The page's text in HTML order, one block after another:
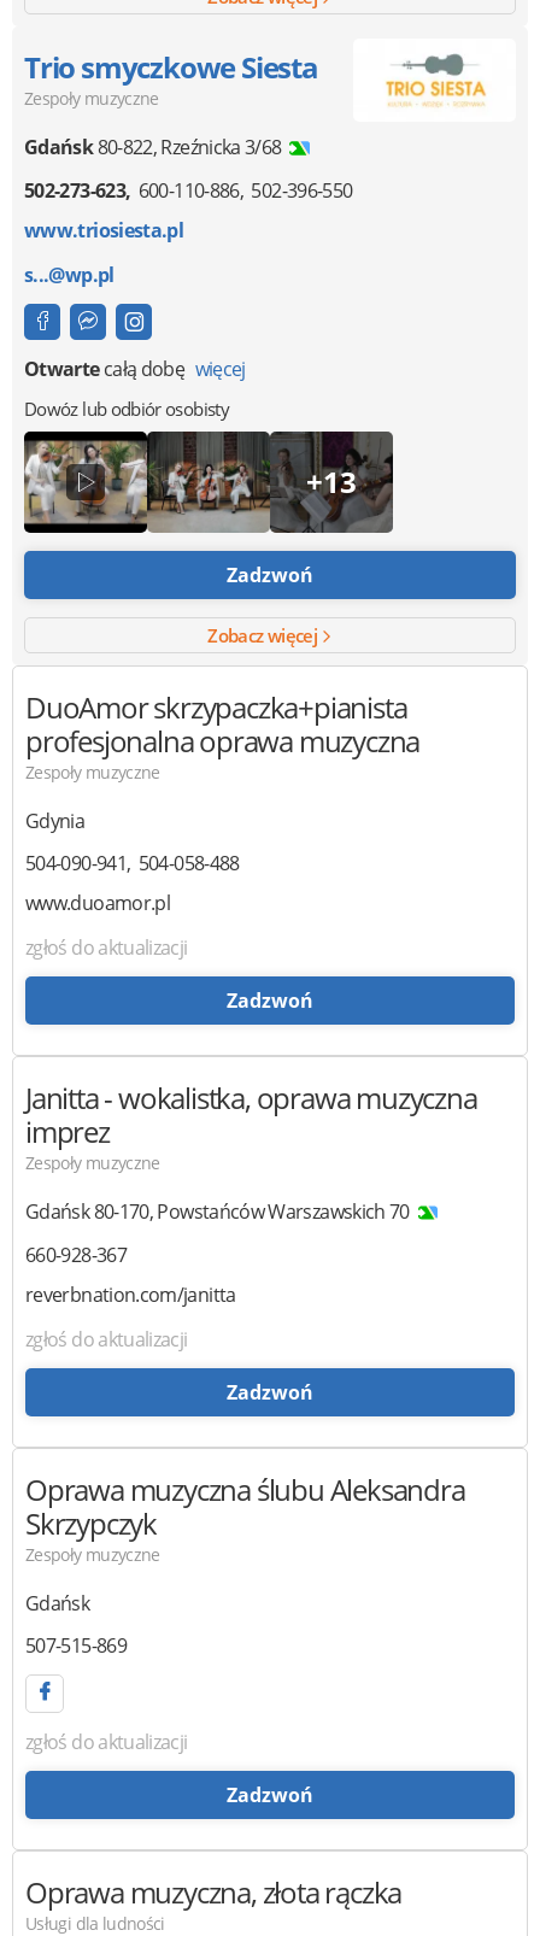
Trio smyczkowe Siesta
Zespoły muzyczne
Gdańsk80-822,Rzeźnicka 3/68
502-273-623 600-110-886 502-396-550
www.triosiesta.pl
s...@wp.pl
Otwartecałą dobę więcej
Dowóz lub odbiór osobisty
+13
Zadzwoń
Zobacz więcej
DuoAmorskrzypaczka+pianista
profesjonalna oprawa muzyczna
Zespoły muzyczne
Gdynia
504-090-941 504-058-488
www.duoamor.pl
zgłoś do aktualizacji
Zadzwoń
Janitta- wokalistka, oprawa muzyczna
imprez
Zespoły muzyczne
Gdańsk80-170,Powstańców Warszawskich 70
660-928-367
reverbnation.com/janitta
zgłoś do aktualizacji
Zadzwoń
Oprawa muzyczna ślubuAleksandra
Skrzypczyk
Zespoły muzyczne
Gdańsk
507-515-869
zgłoś do aktualizacji
Zadzwoń
Oprawa muzyczna, złota rączka
Usługi dla ludności